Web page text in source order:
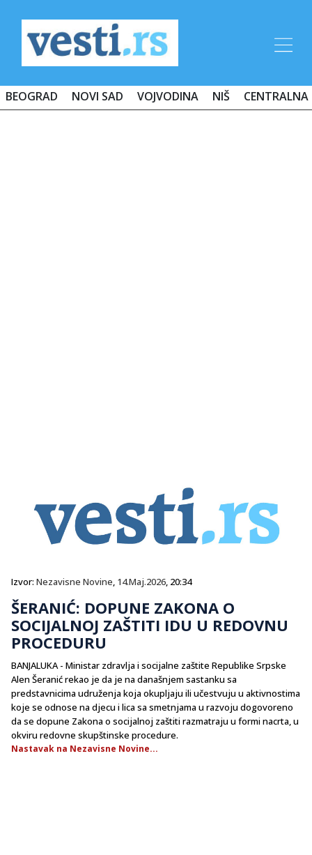
BEOGRAD NOVI SAD VOJVODINA NIŠ CENTRALNA
Izvor: Nezavisne Novine, 14.Maj.2026, 20:34
ŠERANIĆ: DOPUNE ZAKONA O
SOCIJALNOJ ZAŠTITI IDU U REDOVNU
PROCEDURU
BANJALUKA - Ministar zdravlja i socijalne zaštite Republike Srpske
Alen Šeranić rekao je da je na današnjem sastanku sa
predstavnicima udruženja koja okupljaju ili učestvuju u aktivnostima
koje se odnose na djecu i lica sa smetnjama u razvoju dogovoreno
da se dopune Zakona o socijalnoj zaštiti razmatraju u formi nacrta, u
okviru redovne skupštinske procedure.
Nastavak na Nezavisne Novine...